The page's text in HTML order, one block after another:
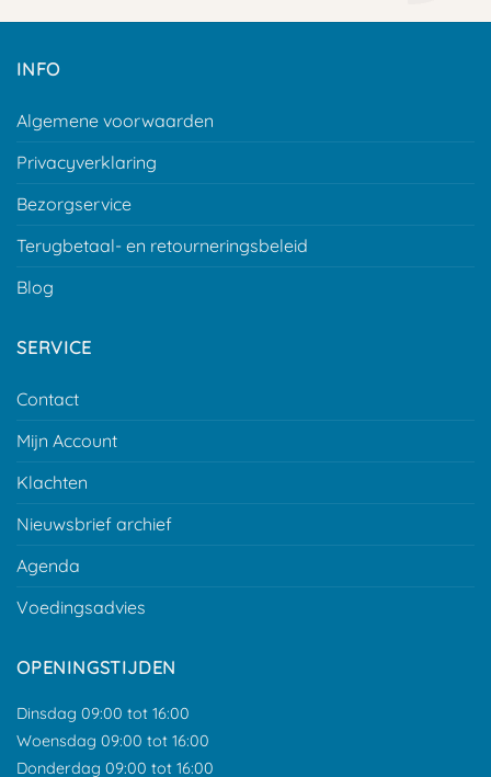
INFO
Algemene voorwaarden
Privacyverklaring
Bezorgservice
Terugbetaal- en retourneringsbeleid
Blog
SERVICE
Contact
Mijn Account
Klachten
Nieuwsbrief archief
Agenda
Voedingsadvies
OPENINGSTIJDEN
Dinsdag 09:00 tot 16:00
Woensdag 09:00 tot 16:00
Donderdag 09:00 tot 16:00